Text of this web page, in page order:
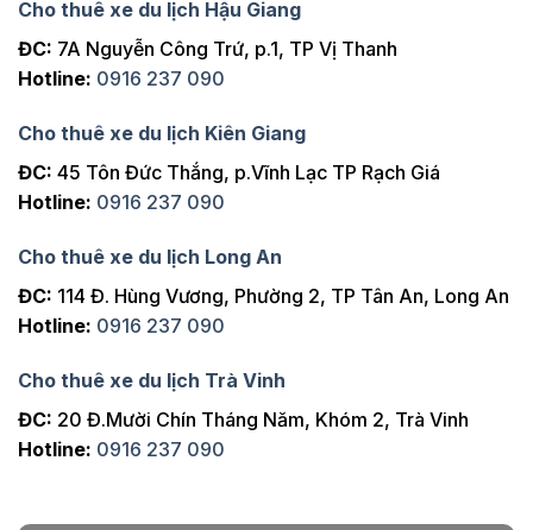
Cho thuê xe du lịch Hậu Giang
ĐC: 7A Nguyễn Công Trứ, p.1, TP Vị Thanh
Hotline: 0916 237 090
Cho thuê xe du lịch Kiên Giang
ĐC: 45 Tôn Đức Thắng, p.Vĩnh Lạc TP Rạch Giá
Hotline: 0916 237 090
Cho thuê xe du lịch Long An
ĐC: 114 Đ. Hùng Vương, Phường 2, TP Tân An, Long An
Hotline: 0916 237 090
Cho thuê xe du lịch Trà Vinh
ĐC: 20 Đ.Mười Chín Tháng Năm, Khóm 2, Trà Vinh
Hotline: 0916 237 090